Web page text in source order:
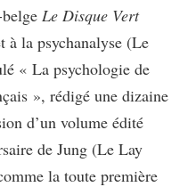
Le Disque Vert
à la psychanalyse (Le
« La psychologie de
», rédigé une dizaine
d’un volume édité
de Jung (Le Lay
la toute première